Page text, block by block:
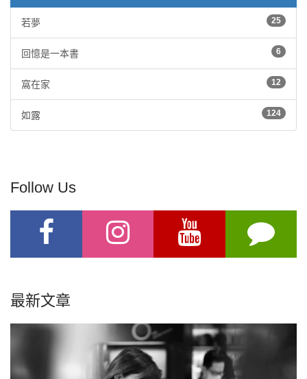
若夢 25
回憶是一本書 6
窩在家 12
如露 124
Follow Us
最新文章